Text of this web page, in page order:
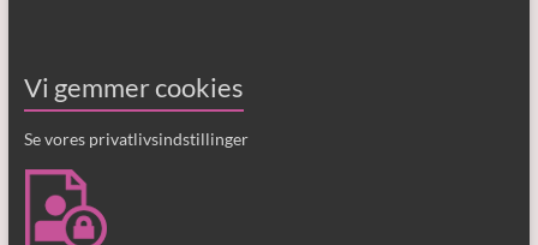
Vi gemmer cookies
Se vores privatlivsindstillinger